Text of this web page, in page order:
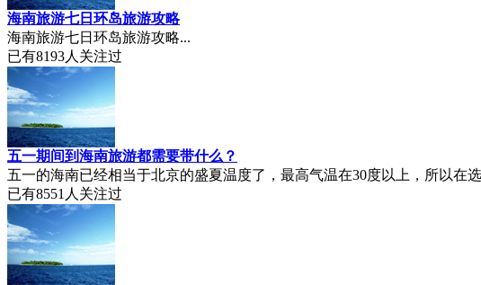
海南旅游七日环岛旅游攻略
海南旅游七日环岛旅游攻略...
已有8193人关注过
五一期间到海南旅游都需要带什么？
五一的海南已经相当于北京的盛夏温度了，最高气温在30度以上，所以在
已有8551 人关注过